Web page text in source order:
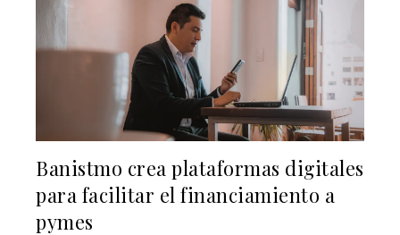
Banistmo crea plataformas digitales
para facilitar el financiamiento a
pymes